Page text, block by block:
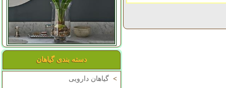
دسته بندی گیاهان
> گیاهان دارویی